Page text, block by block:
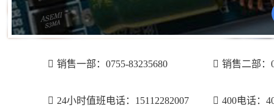
销售一部：0755-83235680 销售二部：
24小时值班电话：15112282007 400电话：